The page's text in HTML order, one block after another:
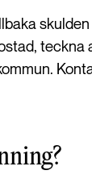
teckna